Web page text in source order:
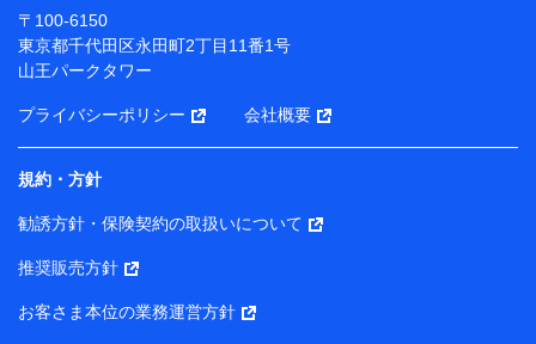
ため
（各サービスで取得したサービス利用履歴、ウェブサイ
トの閲覧履歴、購買履歴、ご契約内容等のパーソナルデ
ータを分析して、お客さまの趣味・嗜好・傾向に応じた
サービス・商品等に関するご提案や広告の配信等を行う
ことがあります。）
各種セミナーの開催のため
コンサルティングサービスの実施のため
アンケートやキャンペーン等の実施のため
上記に係る案内・手続き・管理等付帯業務を行うため
所・代表者名】
〒100-6150
東京都千代田区永田町2丁目11番1号
山王パークタワー
プライバシーポリシー 会社概要
規約・方針
勧誘方針・保険契約の取扱いについて
推奨販売方針
お客さま本位の業務運営方針